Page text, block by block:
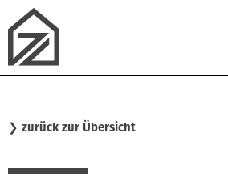
❯ zurück zur Übersicht